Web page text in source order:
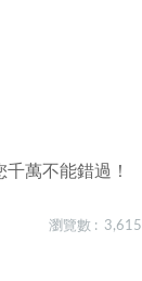
萬不能錯過！
瀏覽數 : 3,615